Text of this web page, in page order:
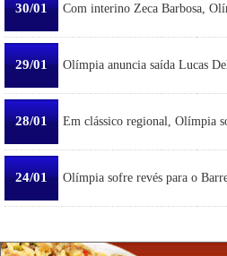
30/01 Com interino Zeca Barbosa,
29/01 Olímpia anuncia saída Lucas
28/01 Em clássico regional, Olímpia
24/01 Olímpia sofre revés para o